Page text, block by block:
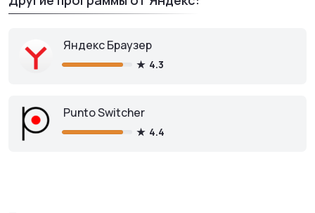
Яндекс Браузер
4.3
Punto Switcher
4.4